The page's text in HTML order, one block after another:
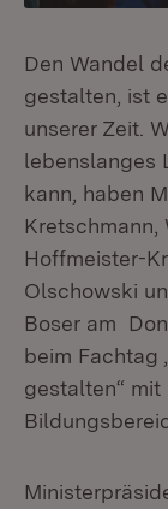
Den Wandel
gestalten, ist
unserer Zeit.
lebenslanges
kann, haben
Kretschmann,
Hoffmeister-
Olschowski
Boser am
beim Fachtag
gestalten“